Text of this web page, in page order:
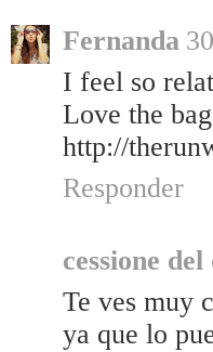
Fernanda
I feel so
Love the
http://
Responder
cessione
Te ves muy
ya que lo